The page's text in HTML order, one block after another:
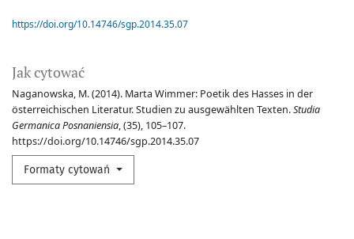
Jak cytować
Naganowska, M. (2014). Marta Wimmer: Poetik des Hasses in der
österreichischen Literatur. Studien zu ausgewählten Texten.Studia
Germanica Posnaniensia, (35), 105–107.
https://doi.org/10.14746/sgp.2014.35.07
Formaty cytowań
https://doi.org/10.14746/sgp.2014.35.07